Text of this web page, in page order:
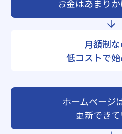
お金はあまり
月額制
低コストで
ホームページ
更新でき